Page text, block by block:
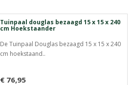
Tuinpaal douglas bezaagd 15 x 15 x 240
cm Hoekstaander
De Tuinpaal Douglas bezaagd 15 x 15 x 240
cm hoekstaand..
€ 76,95